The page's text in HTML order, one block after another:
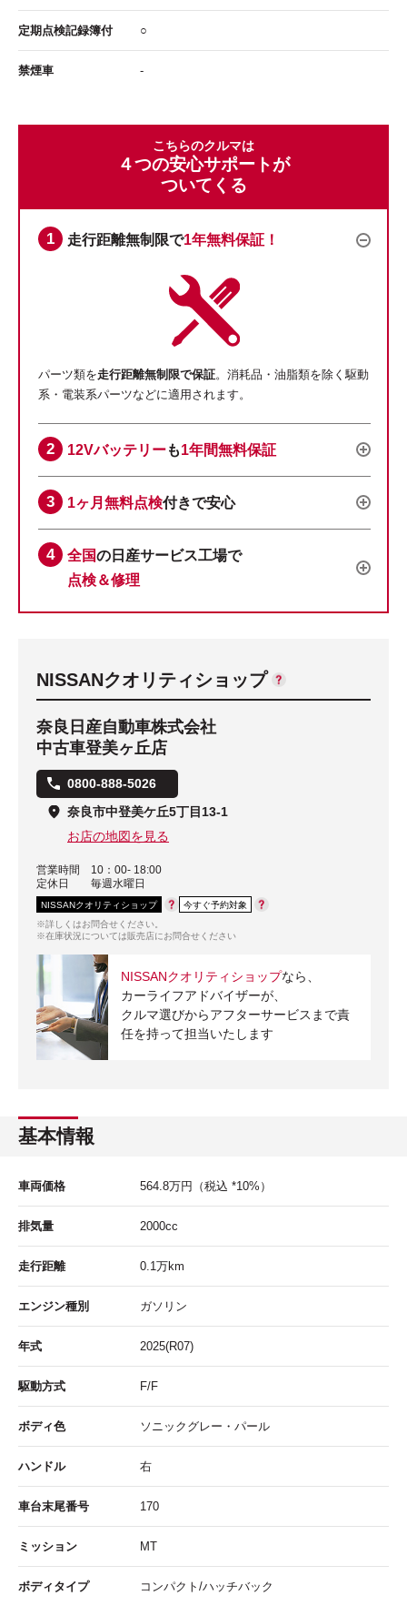
定期点検記録簿付 ○
禁煙車 -
こちらのクルマは
４つの安心サポートが
ついてくる
走行距離無制限で1年無料保証！
パーツ類を走行距離無制限で保証。消耗品・油脂類を除く駆動
系・電装系パーツなどに適用されます。
12Vバッテリーも1年間無料保証
1ヶ月無料点検付きで安心
全国の日産サービス工場で
点検＆修理
NISSANクオリティショップ
奈良日産自動車株式会社
中古車登美ヶ丘店
0800-888-5026
奈良市中登美ケ丘5丁目13-1
お店の地図を見る
営業時間
10：00- 18:00
定休日
毎週水曜日
NISSANクオリティショップ
今すぐ予約対象
※詳しくはお問合せください。
※在庫状況については販売店にお問合せください
NISSANクオリティショップなら、
カーライフアドバイザーが、
クルマ選びからアフターサービスまで責
任を持って担当いたします
基本情報
車両価格 564.8万円 （税込 *10%）
排気量 2000cc
走行距離 0.1万km
エンジン種別 ガソリン
年式 2025(R07)
駆動方式 F/F
ボディ色 ソニックグレー・パール
ハンドル 右
車台末尾番号 170
ミッション MT
ボディタイプ コンパクト/ハッチバック